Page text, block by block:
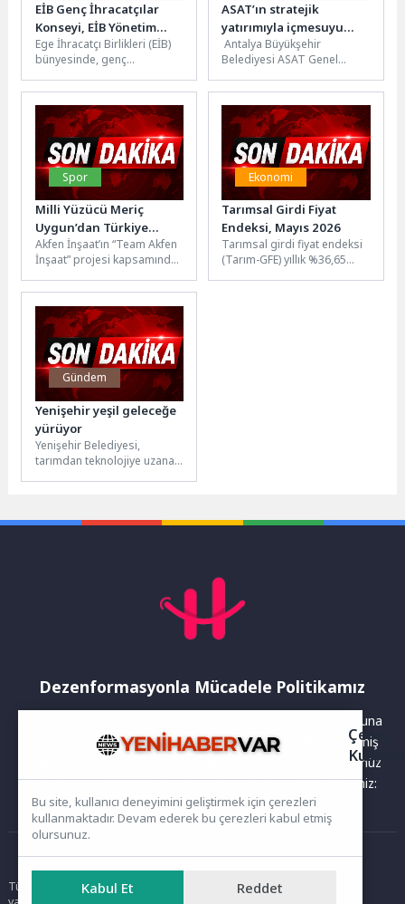
EİB Genç İhracatçılar
Konseyi, EİB Yönetim
Kurullarına mührünü
vurdu
Ege İhracatçı Birlikleri (EİB)
bünyesinde, genç
birliklerini tanıması, genç
ihracatçıları Ege İhracatçı
Birlikleri...
ASAT’ın stratejik
yatırımıyla içmesuyu
altyapısı güçleniyor
Antalya Büyükşehir
Belediyesi ASAT Genel
hayata geçirilen Kuzey
Antalya İçmesuyu Tesisi
İnşaatı Projesi’nde...
Spor
Milli Yüzücü Meriç
Uygun’dan Türkiye
Şampiyonluğu
Akfen İnşaat’ın “Team Akfen
İnşaat” projesi kapsamında
Meriç Uygun, Türk
yüzmesinde dikkat çeken bir
başarıya...
Ekonomi
Tarımsal Girdi Fiyat
Endeksi, Mayıs 2026
Tarımsal girdi fiyat endeksi
(Tarım-GFE) yıllık %36,65
Gündem
Yenişehir yeşil geleceğe
yürüyor
Yenişehir Belediyesi,
tarımdan teknolojiye uzanan
edilen...
Dezenformasyonla Mücadele Politikamız
Yayınlanan haberler doğruluk ilkesi gözetilerek hazırlanır. Buna
rağmen bazı içeriklerde eksik, hatalı veya güncelliğini yitirmiş
bilgiler bulunabilir.Yanlış veya yanıltıcı olduğunu düşündüğünüz
haberleri aşağıdaki iletişim kanallarından bize bildirebilirsiniz:
Ana Sayfa
Tüm hakları saklıdır. Sitede yer alan içerikler izinsiz kopyalanamaz,
Çerez
Bu site, kullanıcı deneyimini geliştirmek için çerezleri
kullanmaktadır. Devam ederek bu çerezleri kabul etmiş
olursunuz.
Kabul Et Reddet